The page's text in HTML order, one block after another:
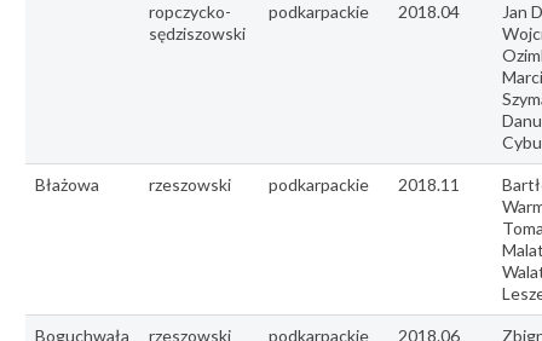
ropczycko-
sędziszowski
podkarpackie 2018.04
Jan
Błażowa rzeszowski podkarpackie 2018.11
Boguchwała rzeszowski podkarpackie 2018.06